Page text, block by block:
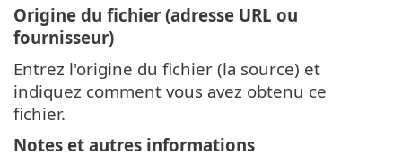
Origine du fichier (adresse URL ou
fournisseur)
Entrez l'origine du fichier (la source) et
indiquez comment vous avez obtenu ce
fichier.
Notes et autres informations